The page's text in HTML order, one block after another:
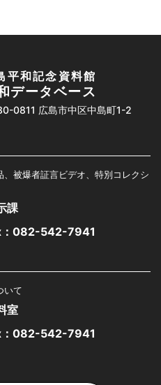
平和記念資料館
データベース
0811 広島市中区中島町1-2
被爆者証言ビデオ、特別コレクシ
課
082-542-7941
いて
室
082-542-7941